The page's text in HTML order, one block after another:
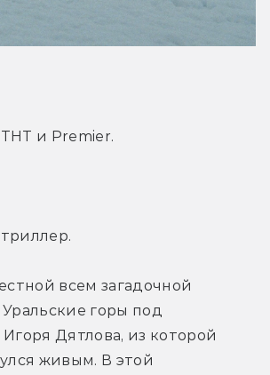
и Premier.
всем загадочной
горы под
Дятлова, из которой
живым. В этой